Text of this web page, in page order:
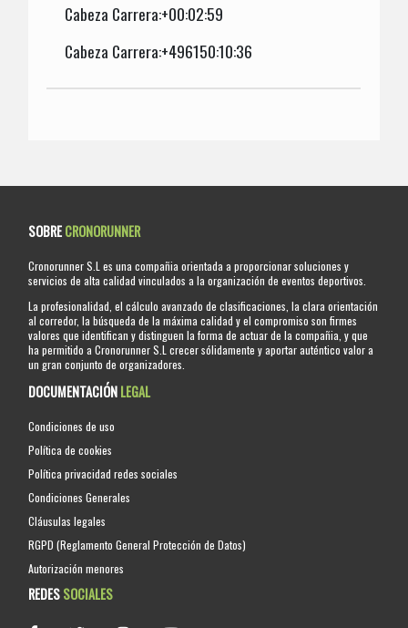
Cabeza Carrera:+00:02:59
Cabeza Carrera:+496150:10:36
SOBRECRONORUNNER
Cronorunner S.L es una compañia orientada a proporcionar soluciones y
servicios de alta calidad vinculados a la organización de eventos deportivos.
La profesionalidad, el cálculo avanzado de clasificaciones, la clara orientación
al corredor, la búsqueda de la máxima calidad y el compromiso son firmes
valores que identifican y distinguen la forma de actuar de la compañia, y que
ha permitido a Cronorunner S.L crecer sólidamente y aportar auténtico valor a
un gran conjunto de organizadores.
DOCUMENTACIÓNLEGAL
Condiciones de uso
Política de cookies
Política privacidad redes sociales
Condiciones Generales
Cláusulas legales
RGPD (Reglamento General Protección de Datos)
Autorización menores
REDESSOCIALES